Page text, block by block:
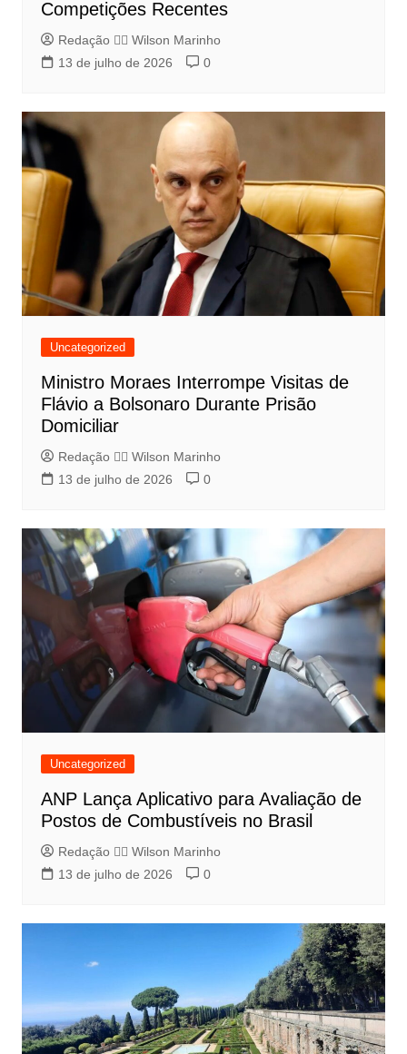
Competições Recentes
Redação 👨‍⚖️​ Wilson Marinho
13 de julho de 2026
0
Uncategorized
Ministro Moraes Interrompe Visitas de
Flávio a Bolsonaro Durante Prisão
Domiciliar
Redação 👨‍⚖️​ Wilson Marinho
13 de julho de 2026
0
Uncategorized
ANP Lança Aplicativo para Avaliação de
Postos de Combustíveis no Brasil
Redação 👨‍⚖️​ Wilson Marinho
13 de julho de 2026
0